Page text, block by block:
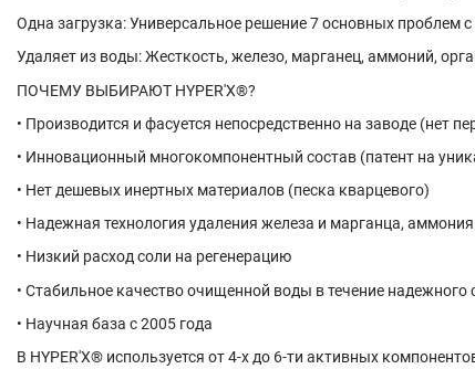
Одна загрузка: Универсальное решение 7 основных проблем с
Удаляет из воды: Жесткость, железо, марганец, аммоний,
ПОЧЕМУ ВЫБИРАЮТ HYPER'X®?
• Производится и фасуется непосредственно на заводе (нет
• Инновационный многокомпонентный состав (патент на
• Нет дешевых инертных материалов (песка кварцевого)
• Надежная технология удаления железа и марганца, аммония
• Низкий расход соли на регенерацию
• Стабильное качество очищенной воды в течение
• Научная база с 2005 года
В HYPER'X® используется от 4-х до 6-ти активных